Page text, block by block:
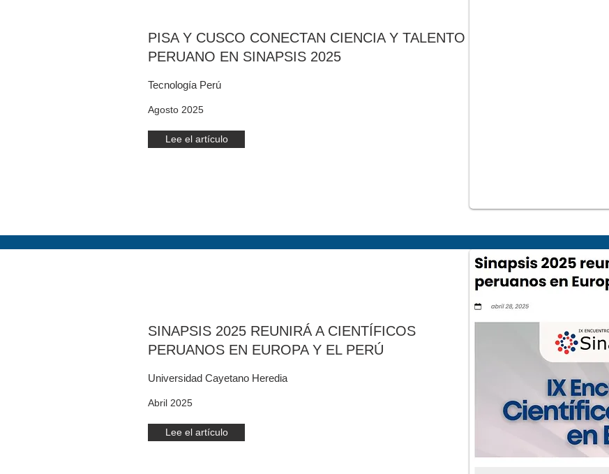
PISA Y CUSCO CONECTAN CIENCIA Y TALENTO
PERUANO EN SINAPSIS 2025
Tecnología Perú
Agosto 2025
Lee el artículo
SINAPSIS 2025 REUNIRÁ A CIENTÍFICOS
PERUANOS EN EUROPA Y EL PERÚ
Universidad Cayetano Heredia
Abril 2025
Lee el artículo